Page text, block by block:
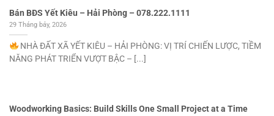
Bán BĐS Yết Kiêu – Hải Phòng – 078.222.1111
29 Tháng bảy, 2026
NHÀ ĐẤT XÃ YẾT KIÊU – HẢI PHÒNG: VỊ TRÍ CHIẾN LƯỢC, TIỀM
NĂNG PHÁT TRIỂN VƯỢT BẬC – [...]
Woodworking Basics: Build Skills One Small Project at a Time